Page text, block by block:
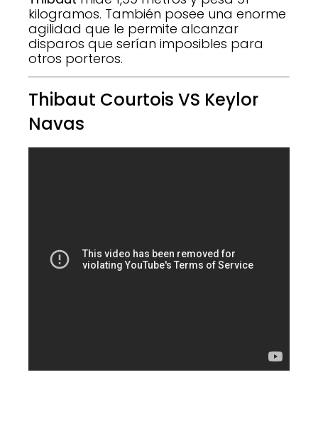
kilogramos. También posee una enorme
agilidad que le permite alcanzar
disparos que serían imposibles para
otros porteros.
Thibaut Courtois VS Keylor
Navas